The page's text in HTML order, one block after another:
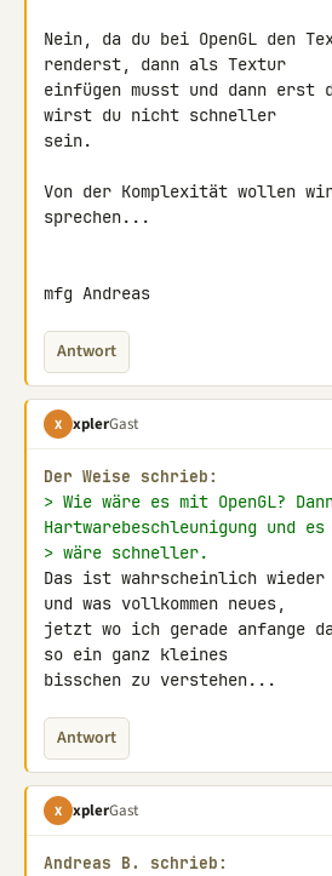
Nein, da du bei OpenGL den
renderst, dann als Textur
einfügen musst und dann
wirst du nicht schneller
sein.
Von der Komplexität wollen
sprechen...
mfg Andreas
Antwort
X xplerGast
Der Weise schrieb:
> Wie wäre es mit OpenGL?
Hartwarebeschleunigung und es
> wäre schneller.
Das ist wahrscheinlich
und was vollkommen neues,
jetzt wo ich gerade anfange
so ein ganz kleines
bisschen zu verstehen...
Antwort
X xplerGast
Andreas B. schrieb: